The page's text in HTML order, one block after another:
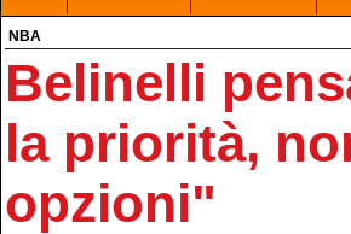
NBA
Belinelli
la priorità,
opzioni"